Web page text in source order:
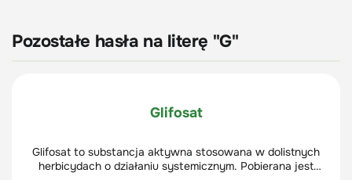
Pozostałe hasła na literę "G"
Glifosat
Glifosat to substancja aktywna stosowana w dolistnych
herbicydach o działaniu systemicznym. Pobierana jest